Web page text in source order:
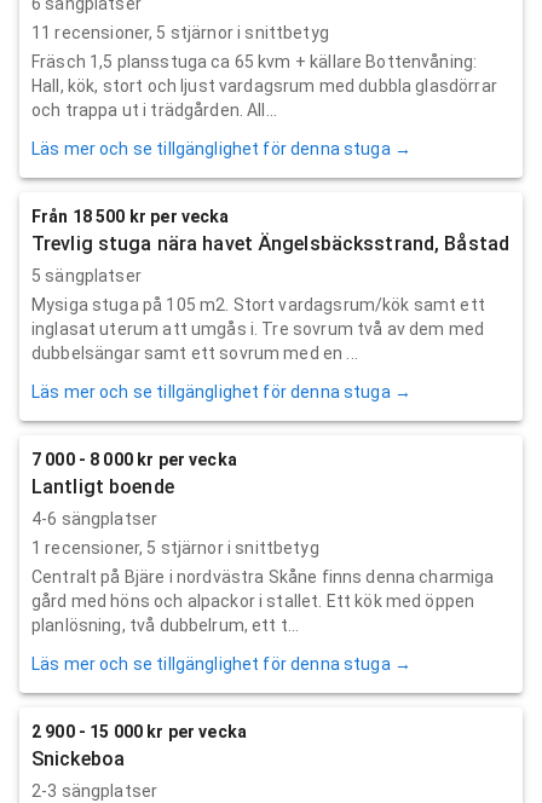
11 recensioner, 5 stjärnor i snittbetyg
Fräsch 1,5 plansstuga ca 65 kvm + källare Bottenvåning:
Hall, kök, stort och ljust vardagsrum med dubbla glasdörrar
och trappa ut i trädgården. All...
Läs mer och se tillgänglighet för denna stuga →
Från 18 500 kr per vecka
Trevlig stuga nära havet Ängelsbäcksstrand, Båstad
5 sängplatser
Mysiga stuga på 105 m2. Stort vardagsrum/kök samt ett
inglasat uterum att umgås i. Tre sovrum två av dem med
dubbelsängar samt ett sovrum med en ...
Läs mer och se tillgänglighet för denna stuga →
7 000 - 8 000 kr per vecka
Lantligt boende
4-6 sängplatser
1 recensioner, 5 stjärnor i snittbetyg
Centralt på Bjäre i nordvästra Skåne finns denna charmiga
gård med höns och alpackor i stallet. Ett kök med öppen
planlösning, två dubbelrum, ett t...
Läs mer och se tillgänglighet för denna stuga →
2 900 - 15 000 kr per vecka
Snickeboa
2-3 sängplatser